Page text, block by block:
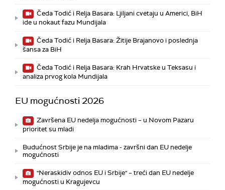
Čeda Todić i Relja Basara: Ljiljani cvetaju u Americi, BiH
ide u nokaut fazu Mundijala
Čeda Todić i Relja Basara: Žitije Brajanovo i poslednja
šansa za BiH
Čeda Todić i Relja Basara: Krah Hrvatske u Teksasu i
analiza prvog kola Mundijala
EU mogućnosti 2026
Završena EU nedelja mogućnosti – u Novom Pazaru
prioritet su mladi
Budućnost Srbije je na mladima - završni dan EU nedelje
mogućnosti
"Neraskidiv odnos EU i Srbije" – treći dan EU nedelje
mogućnosti u Kragujevcu